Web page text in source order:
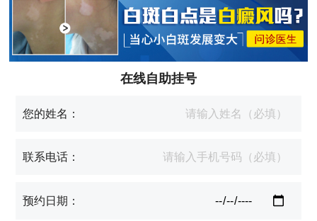
在线自助挂号
您的姓名：
联系电话：
预约日期：